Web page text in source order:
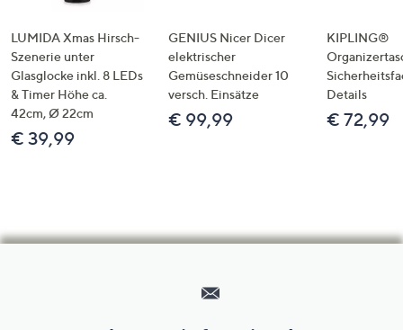
LUMIDA Xmas Hirsch-
Szenerie unter
Glasglocke inkl. 8 LEDs
& Timer Höhe ca.
42cm, Ø 22cm
€ 39,99
GENIUS Nicer Dicer
elektrischer
Gemüseschneider 10
versch. Einsätze
€ 99,99
KIPLING®
Details
€ 72,99